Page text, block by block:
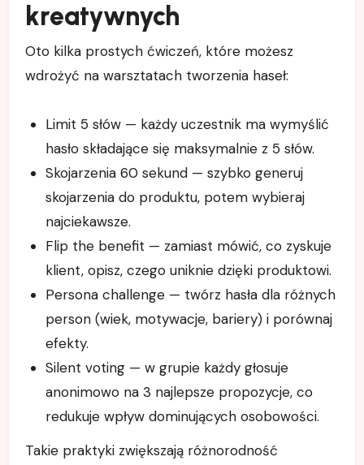
kreatywnych
Oto kilka prostych ćwiczeń, które możesz
wdrożyć na warsztatach tworzenia haseł:
Limit 5 słów — każdy uczestnik ma wymyślić
hasło składające się maksymalnie z 5 słów.
Skojarzenia 60 sekund — szybko generuj
skojarzenia do produktu, potem wybieraj
najciekawsze.
Flip the benefit — zamiast mówić, co zyskuje
klient, opisz, czego uniknie dzięki produktowi.
Persona challenge — twórz hasła dla różnych
person (wiek, motywacje, bariery) i porównaj
efekty.
Silent voting — w grupie każdy głosuje
anonimowo na 3 najlepsze propozycje, co
redukuje wpływ dominujących osobowości.
Takie praktyki zwiększają różnorodność